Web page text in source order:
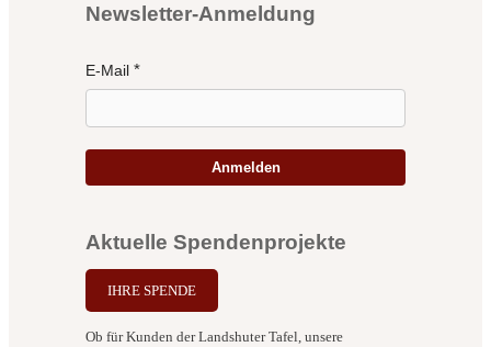
Newsletter-Anmeldung
E-Mail
Anmelden
Aktuelle Spendenprojekte
IHRE SPENDE
Ob für Kunden der Landshuter Tafel, unsere